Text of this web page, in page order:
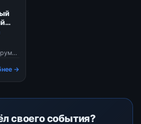
-
→
своего события?